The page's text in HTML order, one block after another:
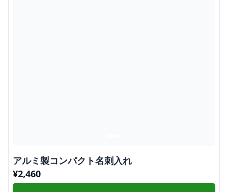
アルミ製コンパクト名刺入れ
¥2,460